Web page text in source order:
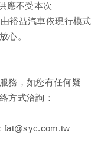
應不受本次
裕益汽車依現行模式
心。
務，如您有任何疑
方式洽詢：
fat@syc.com.tw